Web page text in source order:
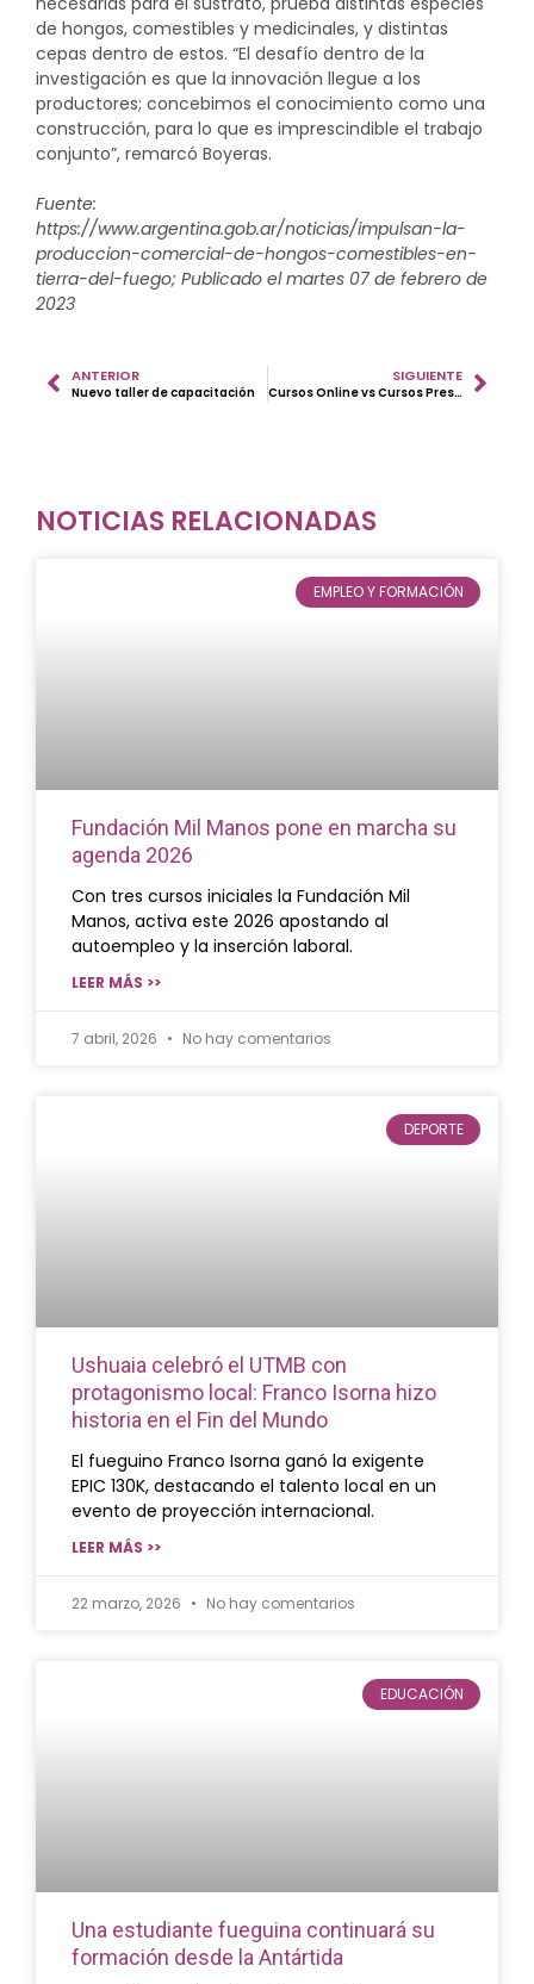
de hongos, comestibles y medicinales, y distintas
cepas dentro de estos. “El desafío dentro de la
investigación es que la innovación llegue a los
productores; concebimos el conocimiento como una
construcción, para lo que es imprescindible el trabajo
conjunto”, remarcó Boyeras.
Fuente:
https://www.argentina.gob.ar/noticias/impulsan-la-
produccion-comercial-de-hongos-comestibles-en-
tierra-del-fuego; Publicado el martes 07 de febrero de
2023
ANTERIOR
Nuevo taller de capacitación
SIGUIENTE
Cursos Online vs Cursos Presenciales
NOTICIAS RELACIONADAS
EMPLEO Y FORMACIÓN
Fundación Mil Manos pone en marcha su
agenda 2026
Con tres cursos iniciales la Fundación Mil
Manos, activa este 2026 apostando al
autoempleo y la inserción laboral.
LEER MÁS >>
7 abril, 2026 No hay comentarios
DEPORTE
Ushuaia celebró el UTMB con
protagonismo local: Franco Isorna hizo
historia en el Fin del Mundo
El fueguino Franco Isorna ganó la exigente
EPIC 130K, destacando el talento local en un
evento de proyección internacional.
LEER MÁS >>
22 marzo, 2026 No hay comentarios
EDUCACIÓN
Una estudiante fueguina continuará su
formación desde la Antártida